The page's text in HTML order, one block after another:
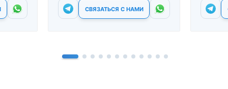
СВЯЗАТЬСЯ С НАМИ